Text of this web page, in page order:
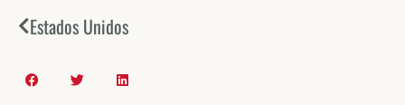
Estados Unidos